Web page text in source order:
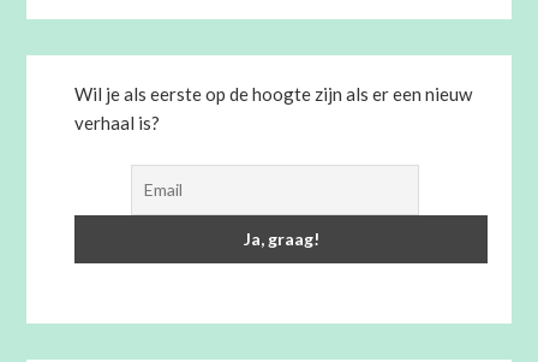
Wil je als eerste op de hoogte zijn als er een nieuw
verhaal is?